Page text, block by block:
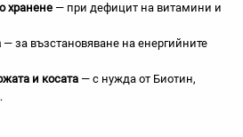
хранене — при дефицит на витамини и
— за възстановяване на енергийните
и косата — с нужда от Биотин,